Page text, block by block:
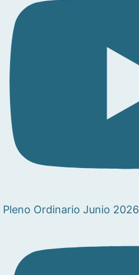
Pleno Ordinario Junio 2026